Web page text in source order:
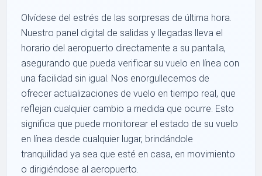
Olvídese del estrés de las sorpresas de última hora.
Nuestro panel digital de salidas y llegadas lleva el
horario del aeropuerto directamente a su pantalla,
asegurando que pueda verificar su vuelo en línea con
una facilidad sin igual. Nos enorgullecemos de
ofrecer actualizaciones de vuelo en tiempo real, que
reflejan cualquier cambio a medida que ocurre. Esto
significa que puede monitorear el estado de su vuelo
en línea desde cualquier lugar, brindándole
tranquilidad ya sea que esté en casa, en movimiento
o dirigiéndose al aeropuerto.